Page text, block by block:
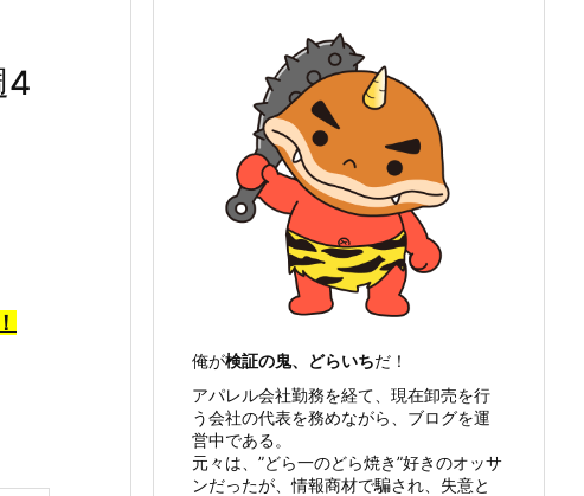
4
俺が検証の鬼、どらいちだ！
アパレル会社勤務を経て、現在卸売を行
う会社の代表を務めながら、ブログを運
営中である。
元々は、”どら一のどら焼き”好きのオッサ
ンだったが、情報商材で騙され、失意と